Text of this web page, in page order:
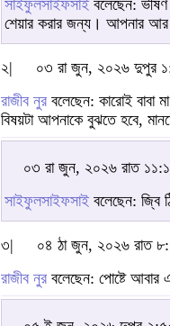
সাইফুলসাইফসাই বলেছেন:
শেয়ার করার জন্য। আপনার আর
২|
০৩ রা জুন, ২০২৬ দুপুর
রাজীব নুর বলেছেন: কারোই বাবা
বিষয়টা আপনাকে বুঝতে হবে,
০৩ রা জুন, ২০২৬ রাত
সাইফুলসাইফসাই বলেছেন: জ্বি
৩|
০৪ ঠা জুন, ২০২৬ রাত
রাজীব নুর বলেছেন: পোষ্টে আবার